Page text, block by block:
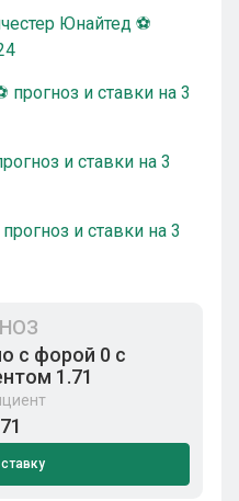
Юнайтед ⚽
прогноз и ставки на 3
и ставки на 3
и ставки на 3
с форой 0 с
1.71